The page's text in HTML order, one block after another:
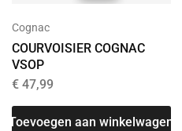
Cognac
COURVOISIER COGNAC
VSOP
€ 47,99
Toevoegen aan winkelwagen